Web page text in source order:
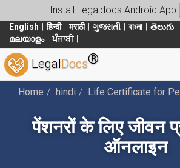
Install Legaldocs Android App
English हिन्दी मराठी ગુજરાતી বাংলা తెలుగు
മലയാളം
ਪੰਜਾਬੀ
LegalDocs®
Home hindi Life Certificate for
पेंशनरों के लिए जीवन
ऑनलाइन